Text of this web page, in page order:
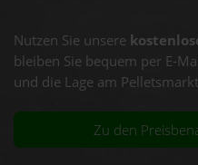
Nutzen Sie unsere
bleiben Sie bequem per E-
und die Lage am
Zu den